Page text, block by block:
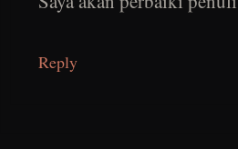
Reply